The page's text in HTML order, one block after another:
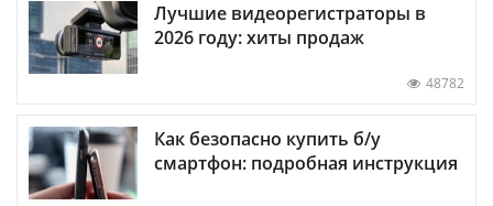
Лучшие видеорегистраторы в
2026 году: хиты продаж
48782
Как безопасно купить б/у
смартфон: подробная инструкция